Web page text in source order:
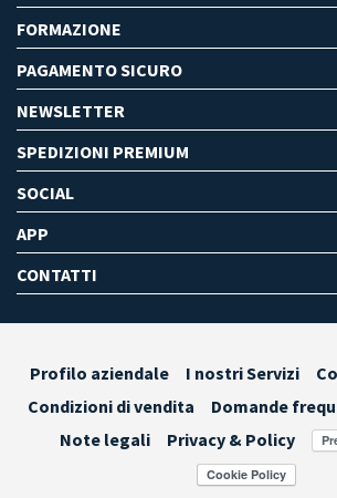
FORMAZIONE
PAGAMENTO SICURO
NEWSLETTER
SPEDIZIONI PREMIUM
SOCIAL
APP
CONTATTI
Profilo aziendale I nostri Servizi
Condizioni di vendita
Domande
Note legali
Privacy & Policy